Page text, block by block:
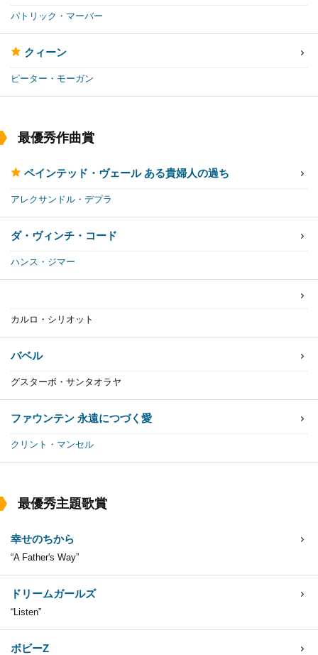
パトリック・マーバー
クィーン
ピーター・モーガン
最優秀作曲賞
ペインテッド・ヴェール ある貴婦人の過ち
アレクサンドル・デプラ
ダ・ヴィンチ・コード
ハンス・ジマー
カルロ・シリオット
バベル
グスターボ・サンタオラヤ
ファウンテン 永遠につづく愛
クリント・マンセル
最優秀主題歌賞
幸せのちから
“A Father's Way”
ドリームガールズ
“Listen”
ボビーZ